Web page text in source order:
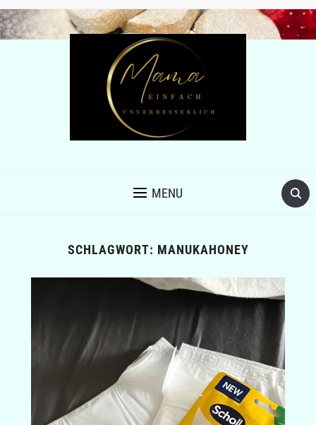
MENU
SCHLAGWORT: MANUKAHONEY